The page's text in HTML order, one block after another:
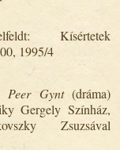
Kísértetek
1995/4
Peer Gynt(dráma)
Gergely Színház,
Zsuzsával